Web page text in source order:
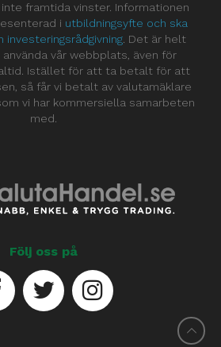
framtida vinster. Informationen
i utbildningsyfte och ska
. Det är helt
vår webbplats, även för
Istället för att ta betalt för att
så får vi betalt av valutamäklare
vi har kommersiella samarbeten
med.
Följ oss på